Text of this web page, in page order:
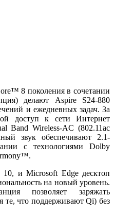
8 поколения в сочетании
делают Aspire S24-880
и ежедневных задач. За
доступ к сети Интернет
Band Wireless-AC (802.11ac
звук обеспечивают 2.1-
с технологиями Dolby
10, и Microsoft Edge десктоп
на новый уровень.
позволяет заряжать
те, что поддерживают Qi) без